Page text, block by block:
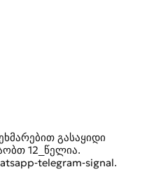
გასაყიდი
12_წელია.
telegram-signal.